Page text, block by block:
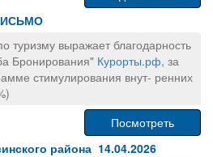
туризму выражает благодарность
Бронирования" Курорты.рф, за
стимулирования внут- ренних
Посмотреть
района 14.04.2026